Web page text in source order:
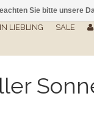
LIEBLING SALE
Sie bitte unsere